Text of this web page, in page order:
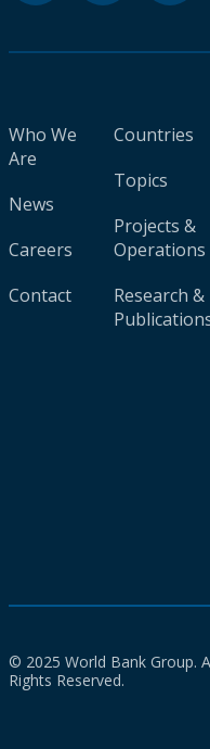
Who We
Are
News
Careers
Contact
Countries
Topics
Projects &
Operations
Research &
© 2025 World Bank Group.
Rights Reserved.